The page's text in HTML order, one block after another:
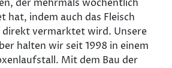
der mehrmals wöchentlich
hat, indem auch das Fleisch
direkt vermarktet wird. Unsere
halten wir seit 1998 in einem
Mit dem Bau der